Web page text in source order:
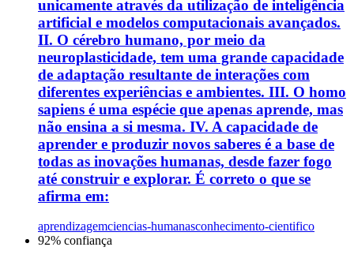
unicamente através da utilização de inteligência
artificial e modelos computacionais avançados.
II. O cérebro humano, por meio da
neuroplasticidade, tem uma grande capacidade
de adaptação resultante de interações com
diferentes experiências e ambientes. III. O homo
sapiens é uma espécie que apenas aprende, mas
não ensina a si mesma. IV. A capacidade de
aprender e produzir novos saberes é a base de
todas as inovações humanas, desde fazer fogo
até construir e explorar. É correto o que se
afirma em:
aprendizagemciencias-humanasconhecimento-cientifico
92% confiança